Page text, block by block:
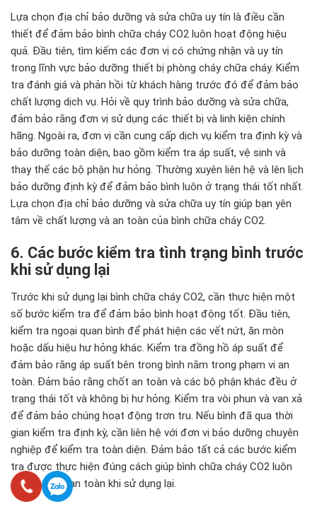
Lựa chọn địa chỉ bảo dưỡng và sửa chữa uy tín là điều cần
thiết để đảm bảo bình chữa cháy CO2 luôn hoạt động hiệu
quả. Đầu tiên, tìm kiếm các đơn vị có chứng nhận và uy tín
trong lĩnh vực bảo dưỡng thiết bị phòng cháy chữa cháy. Kiểm
tra đánh giá và phản hồi từ khách hàng trước đó để đảm bảo
chất lượng dịch vụ. Hỏi về quy trình bảo dưỡng và sửa chữa,
đảm bảo rằng đơn vị sử dụng các thiết bị và linh kiện chính
hãng. Ngoài ra, đơn vị cần cung cấp dịch vụ kiểm tra định kỳ và
bảo dưỡng toàn diện, bao gồm kiểm tra áp suất, vệ sinh và
thay thế các bộ phận hư hỏng. Thường xuyên liên hệ và lên lịch
bảo dưỡng định kỳ để đảm bảo bình luôn ở trạng thái tốt nhất.
Lựa chọn địa chỉ bảo dưỡng và sửa chữa uy tín giúp bạn yên
tâm về chất lượng và an toàn của bình chữa cháy CO2.
6. Các bước kiểm tra tình trạng bình trước
khi sử dụng lại
Trước khi sử dụng lại bình chữa cháy CO2, cần thực hiện một
số bước kiểm tra để đảm bảo bình hoạt động tốt. Đầu tiên,
kiểm tra ngoại quan bình để phát hiện các vết nứt, ăn mòn
hoặc dấu hiệu hư hỏng khác. Kiểm tra đồng hồ áp suất để
đảm bảo rằng áp suất bên trong bình nằm trong phạm vi an
toàn. Đảm bảo rằng chốt an toàn và các bộ phận khác đều ở
trạng thái tốt và không bị hư hỏng. Kiểm tra vòi phun và van xả
để đảm bảo chúng hoạt động trơn tru. Nếu bình đã qua thời
gian kiểm tra định kỳ, cần liên hệ với đơn vị bảo dưỡng chuyên
nghiệp để kiểm tra toàn diện. Đảm bảo tất cả các bước kiểm
tra được thực hiện đúng cách giúp bình chữa cháy CO2 luôn
sẵn sàng và an toàn khi sử dụng lại.